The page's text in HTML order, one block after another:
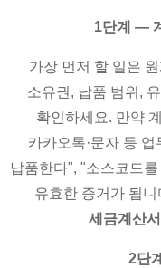
1단계 —
가장 먼저 할 일은
소유권, 납품 범위,
확인하세요. 만약
카카오톡·문자 등
납품한다", "소스코드
유효한 증거가 됩니
세금계산
2단